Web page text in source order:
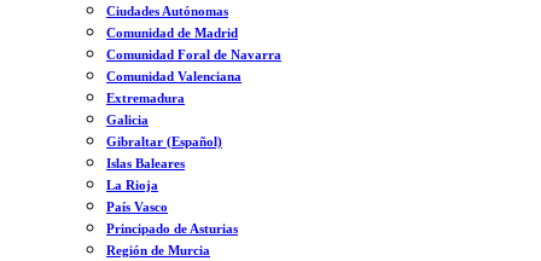
Ciudades Autónomas
Comunidad de Madrid
Comunidad Foral de Navarra
Comunidad Valenciana
Extremadura
Galicia
Gibraltar (Español)
Islas Baleares
La Rioja
País Vasco
Principado de Asturias
Región de Murcia